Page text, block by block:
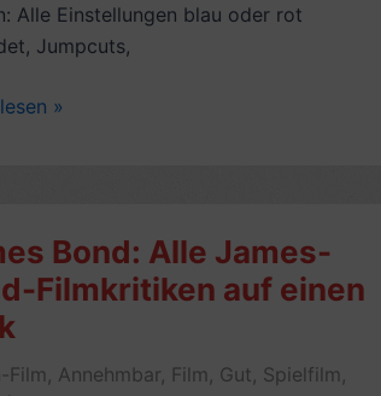
Alle Einstellungen blau oder rot
Jumpcuts,
»
Bond: Alle James-
Filmkritiken auf einen
Film, Annehmbar, Film , Gut, Spielfilm ,